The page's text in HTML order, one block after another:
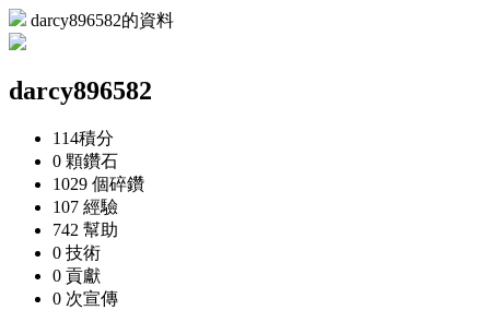
darcy896582的資料
darcy896582
114積分
0 顆鑽石
1029 個碎鑽
107 經驗
742 幫助
0 技術
0 貢獻
0 次宣傳